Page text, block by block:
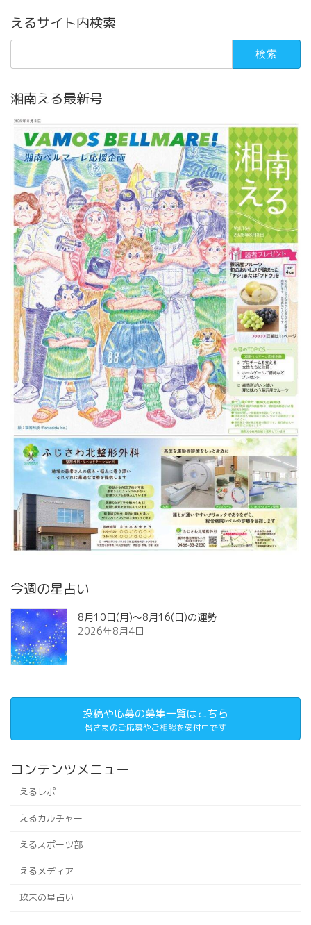
えるサイト内検索
湘南える最新号
今週の星占い
8月10日(月)～8月16(日)の運勢
2026年8月4日
投稿や応募の募集一覧はこちら
皆さまのご応募やご相談を受付中です
コンテンツメニュー
えるレポ
えるカルチャー
えるスポーツ部
えるメディア
玖未の星占い